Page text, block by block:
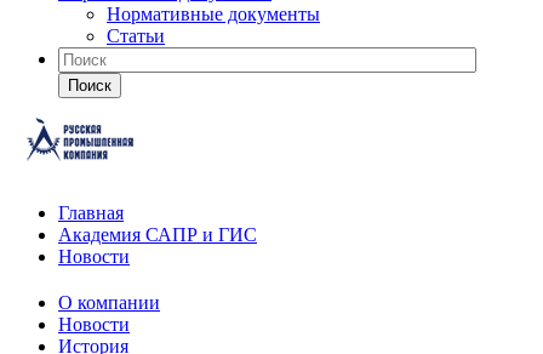
Нормативные документы
Статьи
Поиск
Главная
Академия САПР и ГИС
Новости
О компании
Новости
История